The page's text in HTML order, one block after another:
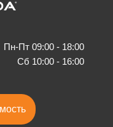
Пн-Пт 09:00 - 18:00
Сб 10:00 - 16:00